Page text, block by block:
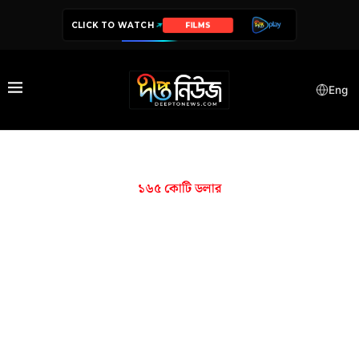
CLICK TO WATCH FILMS
Eng
১৬৫ কোটি ডলার